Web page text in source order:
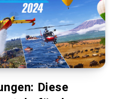
Diese